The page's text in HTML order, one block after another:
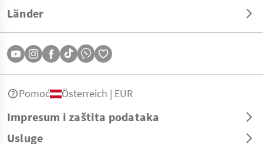
Länder
Impresum i zaštita podataka
Usluge
Pomoć Österreich | EUR